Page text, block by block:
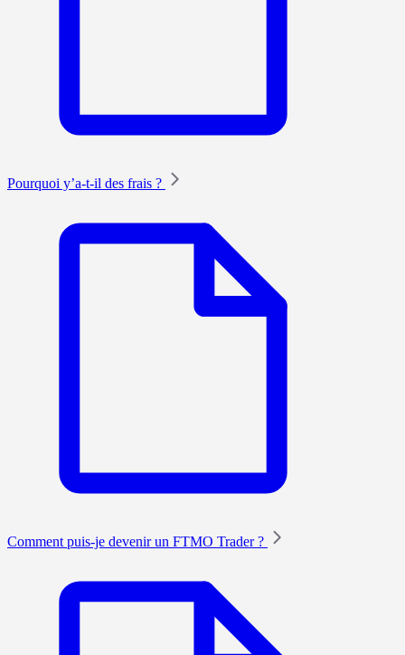
Pourquoi y’a-t-il des frais ?
Comment puis-je devenir un FTMO Trader ?